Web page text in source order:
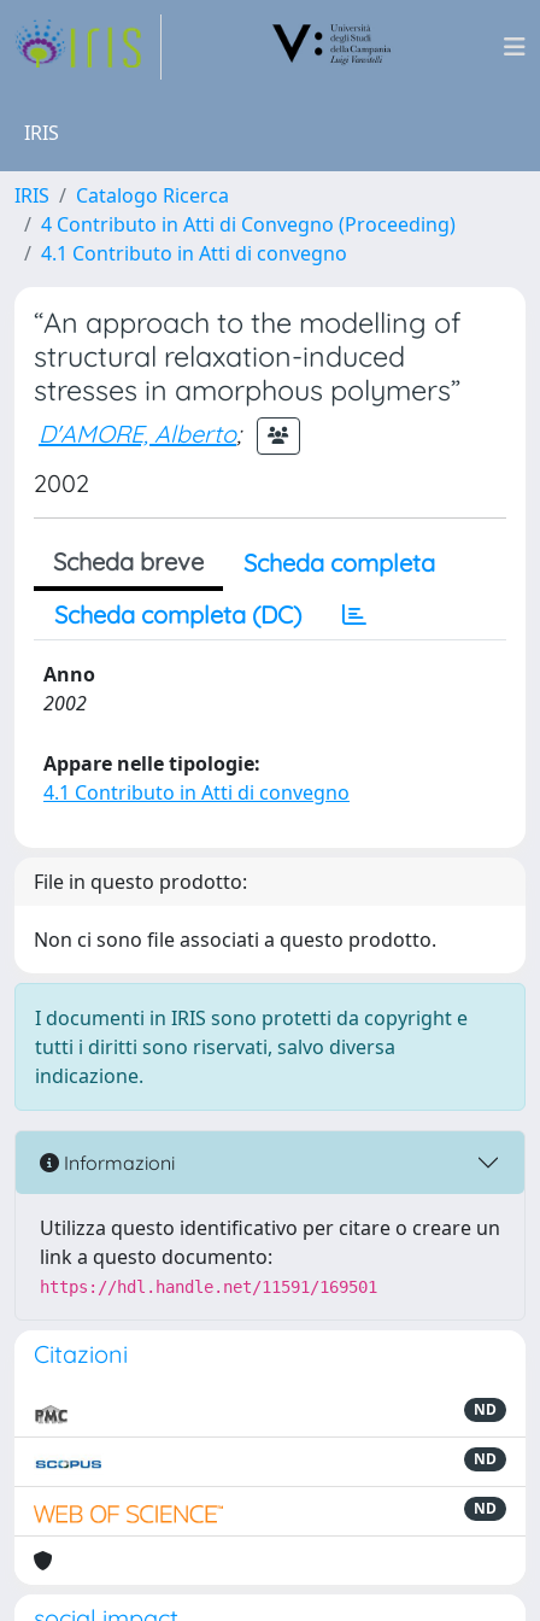
IRIS
IRIS
Catalogo Ricerca
4 Contributo in Atti di Convegno (Proceeding)
4.1 Contributo in Atti di convegno
“An approach to the modelling of
structural relaxation-induced
stresses in amorphous polymers”
D'AMORE, Alberto;
2002
Scheda breve
Scheda completa
Scheda completa (DC)
Anno
2002
Appare nelle tipologie:
4.1 Contributo in Atti di convegno
File in questo prodotto:
Non ci sono file associati a questo prodotto.
I documenti in IRIS sono protetti da copyright e
tutti i diritti sono riservati, salvo diversa
indicazione.
Informazioni
Utilizza questo identificativo per citare o creare un
link a questo documento:
https://hdl.handle.net/11591/169501
Citazioni
ND
ND
ND